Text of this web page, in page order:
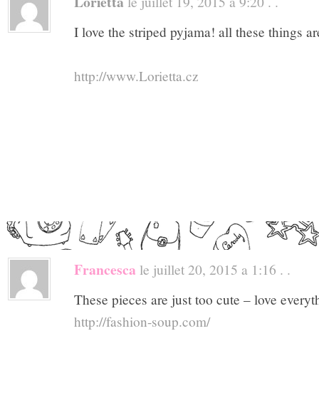
I love the striped pyjama! all these things
http://www.Lorietta.cz
Francesca le juillet 20, 2015 a 1:16 . .
These pieces are just too cute – love
http://fashion-soup.com/